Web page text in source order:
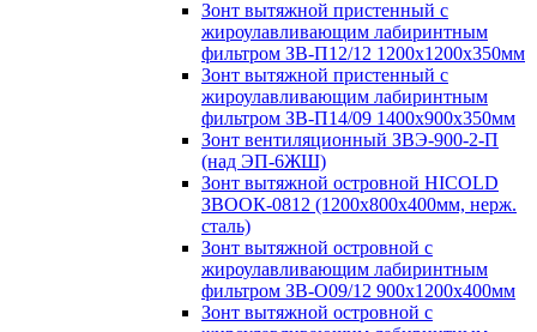
Зонт вытяжной пристенный с
жироулавливающим лабиринтным
фильтром ЗВ-П12/12 1200х1200х350мм
Зонт вытяжной пристенный с
жироулавливающим лабиринтным
фильтром ЗВ-П14/09 1400х900х350мм
Зонт вентиляционный ЗВЭ-900-2-П
(над ЭП-6ЖШ)
Зонт вытяжной островной HICOLD
ЗВООК-0812 (1200х800x400мм, нерж.
сталь)
Зонт вытяжной островной с
жироулавливающим лабиринтным
фильтром ЗВ-О09/12 900х1200х400мм
Зонт вытяжной островной с